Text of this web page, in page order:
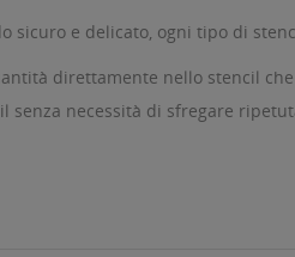
e delicato, ogni tipo di
direttamente nello stencil
senza necessità di sfregare